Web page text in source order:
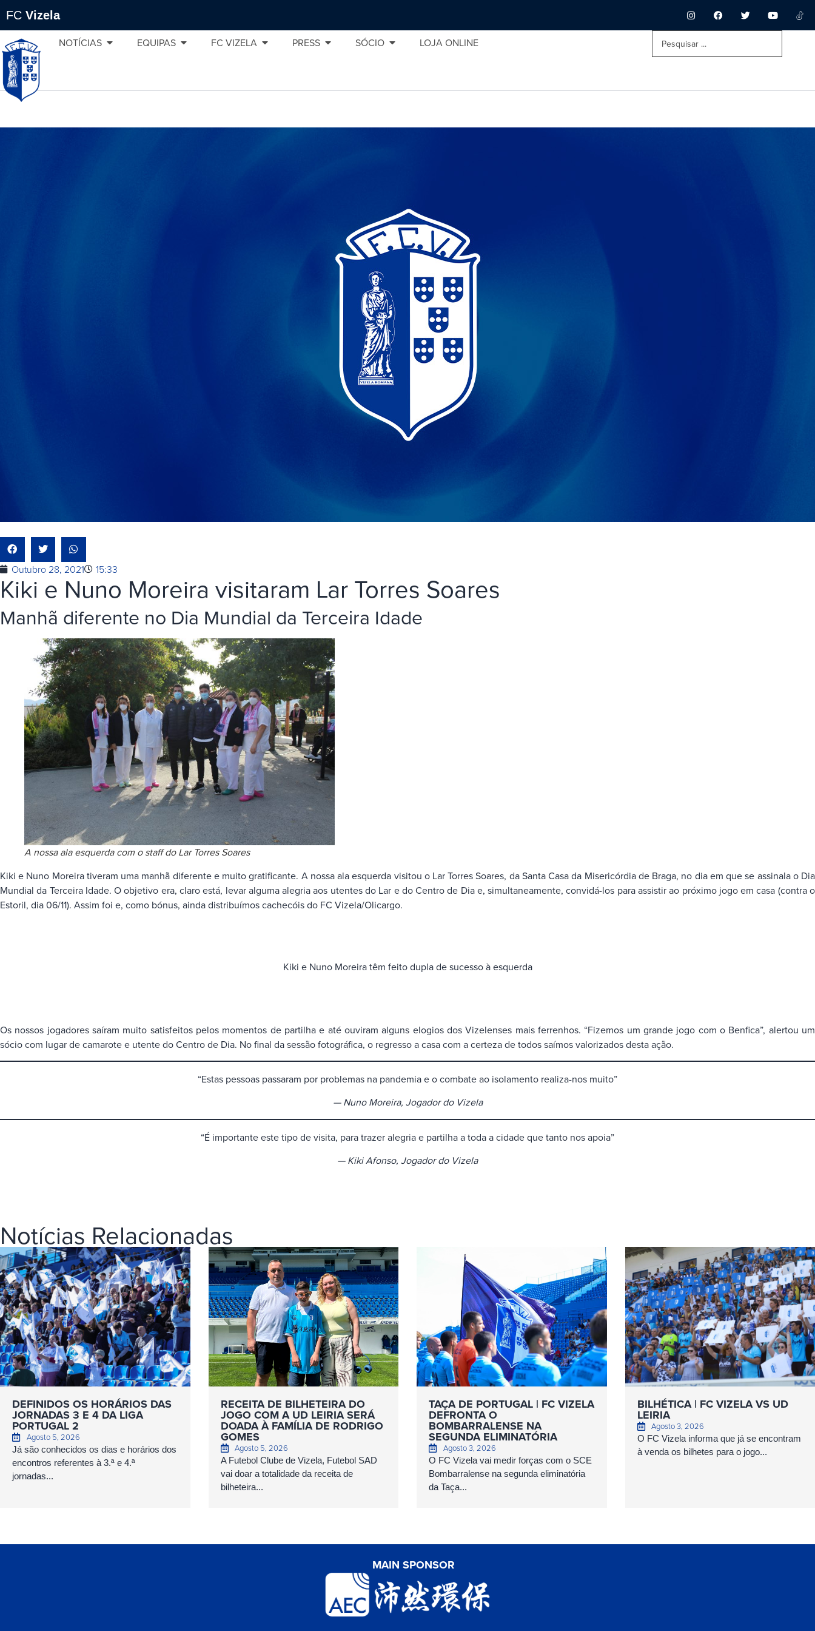
FC Vizela
NOTÍCIAS EQUIPAS FC VIZELA PRESS SÓCIO LOJA ONLINE
Outubro 28, 2021 15:33
Kiki e Nuno Moreira visitaram Lar Torres Soares
Manhã diferente no Dia Mundial da Terceira Idade
A nossa ala esquerda com o staff do Lar Torres Soares
Kiki e Nuno Moreira tiveram uma manhã diferente e muito gratificante. A nossa ala esquerda visitou o Lar Torres Soares, da Santa Casa da Misericórdia de Braga, no dia em que se assinala o Dia
Mundial da Terceira Idade. O objetivo era, claro está, levar alguma alegria aos utentes do Lar e do Centro de Dia e, simultaneamente, convidá-los para assistir ao próximo jogo em casa (contra o
Estoril, dia 06/11). Assim foi e, como bónus, ainda distribuímos cachecóis do FC Vizela/Olicargo.
Kiki e Nuno Moreira têm feito dupla de sucesso à esquerda
Os nossos jogadores saíram muito satisfeitos pelos momentos de partilha e até ouviram alguns elogios dos Vizelenses mais ferrenhos. “Fizemos um grande jogo com o Benfica”, alertou um
sócio com lugar de camarote e utente do Centro de Dia. No final da sessão fotográfica, o regresso a casa com a certeza de todos saímos valorizados desta ação.
“Estas pessoas passaram por problemas na pandemia e o combate ao isolamento realiza-nos muito”
— Nuno Moreira, Jogador do Vizela
“É importante este tipo de visita, para trazer alegria e partilha a toda a cidade que tanto nos apoia”
— Kiki Afonso, Jogador do Vizela
Notícias Relacionadas
DEFINIDOS OS HORÁRIOS DAS
JORNADAS 3 E 4 DA LIGA
PORTUGAL 2
Agosto 5, 2026
Já são conhecidos os dias e horários dos
encontros referentes à 3.ª e 4.ª
jornadas...
RECEITA DE BILHETEIRA DO
JOGO COM A UD LEIRIA SERÁ
DOADA À FAMÍLIA DE RODRIGO
GOMES
Agosto 5, 2026
A Futebol Clube de Vizela, Futebol SAD
vai doar a totalidade da receita de
bilheteira...
TAÇA DE PORTUGAL | FC VIZELA
DEFRONTA O
BOMBARRALENSE NA
SEGUNDA ELIMINATÓRIA
Agosto 3, 2026
O FC Vizela vai medir forças com o SCE
Bombarralense na segunda eliminatória
da Taça...
BILHÉTICA | FC VIZELA VS UD
LEIRIA
Agosto 3, 2026
O FC Vizela informa que já se encontram
à venda os bilhetes para o jogo...
MAIN SPONSOR